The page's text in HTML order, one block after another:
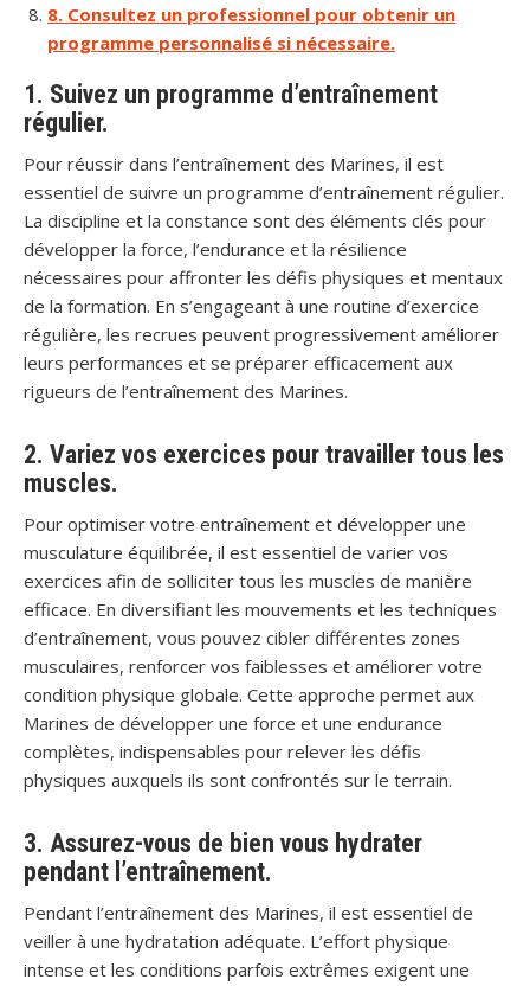
8. Consultez un professionnel pour obtenir un
programme personnalisé si nécessaire.
1. Suivez un programme d’entraînement
régulier.
Pour réussir dans l’entraînement des Marines, il est
essentiel de suivre un programme d’entraînement régulier.
La discipline et la constance sont des éléments clés pour
développer la force, l’endurance et la résilience
nécessaires pour affronter les défis physiques et mentaux
de la formation. En s’engageant à une routine d’exercice
régulière, les recrues peuvent progressivement améliorer
leurs performances et se préparer efficacement aux
rigueurs de l’entraînement des Marines.
2. Variez vos exercices pour travailler tous les
muscles.
Pour optimiser votre entraînement et développer une
musculature équilibrée, il est essentiel de varier vos
exercices afin de solliciter tous les muscles de manière
efficace. En diversifiant les mouvements et les techniques
d’entraînement, vous pouvez cibler différentes zones
musculaires, renforcer vos faiblesses et améliorer votre
condition physique globale. Cette approche permet aux
Marines de développer une force et une endurance
complètes, indispensables pour relever les défis
physiques auxquels ils sont confrontés sur le terrain.
3. Assurez-vous de bien vous hydrater
pendant l’entraînement.
Pendant l’entraînement des Marines, il est essentiel de
veiller à une hydratation adéquate. L’effort physique
intense et les conditions parfois extrêmes exigent une